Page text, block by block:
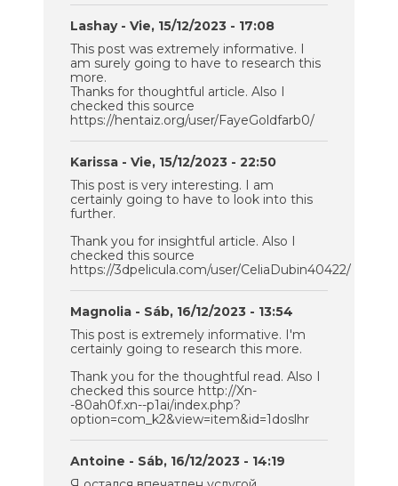
Lashay- Vie, 15/12/2023 - 17:08
This post was extremely informative. I
am surely going to have to research this
more.
Thanks for thoughtful article. Also I
checked this source
https://hentaiz.org/user/FayeGoldfarb0/
Karissa - Vie, 15/12/2023 - 22:50
This post is very interesting. I am
certainly going to have to look into this
further.
Thank you for insightful article. Also I
checked this source
https://3dpelicula.com/user/CeliaDubin40422/
Magnolia - Sáb, 16/12/2023 - 13:54
This post is extremely informative. I'm
certainly going to research this more.
Thank you for the thoughtful read. Also I
checked this source http://Xn-
-80ah0f.xn--p1ai/index.php?
option=com_k2&view=item&id=1doslhr
Antoine - Sáb, 16/12/2023 - 14:19